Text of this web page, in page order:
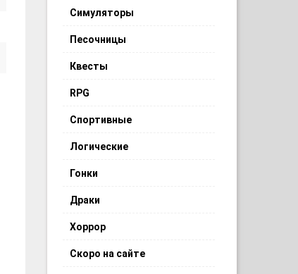
Симуляторы
Песочницы
Квесты
RPG
Спортивные
Логические
Гонки
Драки
Хоррор
Скоро на сайте